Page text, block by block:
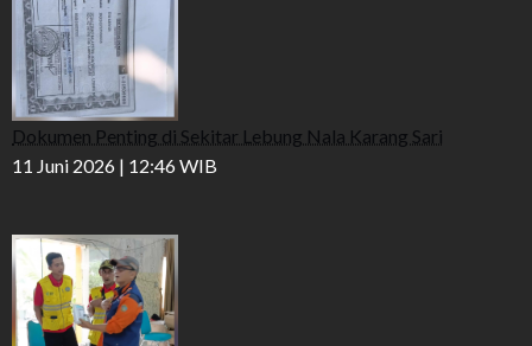
Dokumen Penting di Sekitar Lebung Nala Karang Sari
11 Juni 2026 | 12:46 WIB